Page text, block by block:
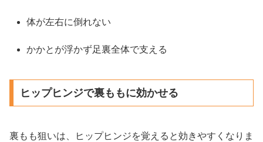
体が左右に倒れない
かかとが浮かず足裏全体で支える
ヒップヒンジで裏ももに効かせる
裏もも狙いは、ヒップヒンジを覚えると効きやすくなりま